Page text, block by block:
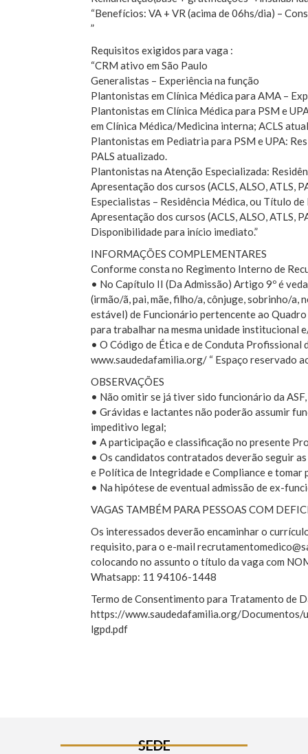
“Benefícios: VA + VR (acima de 06hs/dia) –
”
Requisitos exigidos para vaga :
“CRM ativo em São Paulo
Generalistas – Experiência na função
Plantonistas em Clínica Médica para AMA –
Plantonistas em Clínica Médica para PSM e
em Clínica Médica/Medicina interna; ACLS
Plantonistas em Pediatria para PSM e UPA:
PALS atualizado.
Plantonistas na Atenção Especializada:
Apresentação dos cursos (ACLS, ALSO, ATLS,
Especialistas – Residência Médica, ou Título de
Apresentação dos cursos (ACLS, ALSO, ATLS,
Disponibilidade para início imediato.”
INFORMAÇÕES COMPLEMENTARES
Conforme consta no Regimento Interno de
• No Capítulo II (Da Admissão) Artigo 9º é
(irmão/ã, pai, mãe, filho/a, cônjuge, sobrinho/a,
estável) de Funcionário pertencente ao Quadro
para trabalhar na mesma unidade institucional
• O Código de Ética e de Conduta
www.saudedafamilia.org/ “ Espaço reservado
OBSERVAÇÕES
• Não omitir se já tiver sido funcionário da
• Grávidas e lactantes não poderão assumir
impeditivo legal;
• A participação e classificação no presente
• Os candidatos contratados deverão seguir
e Política de Integridade e Compliance e tomar
• Na hipótese de eventual admissão de ex-
VAGAS TAMBÉM PARA PESSOAS COM
Os interessados deverão encaminhar o
requisito, para o e-mail
colocando no assunto o título da vaga com
Whatsapp: 11 94106-1448
Termo de Consentimento para Tratamento de
https://www.saudedafamilia.org/
lgpd.pdf
SEDE